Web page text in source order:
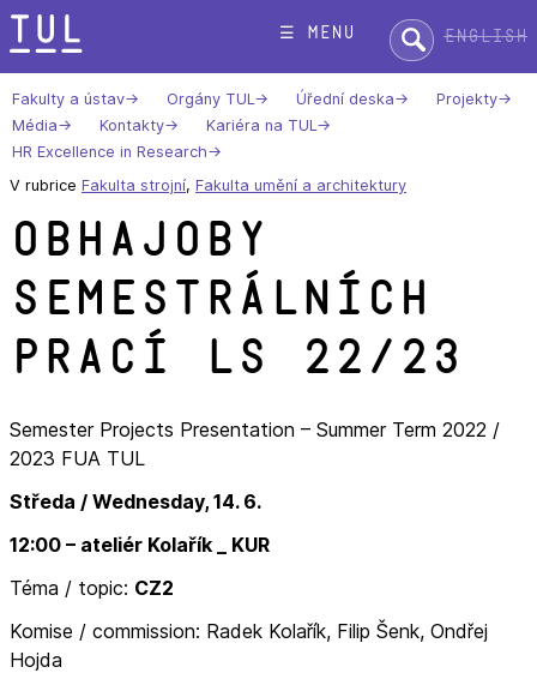
Přeskok
na
text
☰ menu Hledat:English
Fakulty a ústav Orgány TUL Úřední deska
Projekty
Média
Kontakty
Kariéra na TUL
HR Excellence in Research
V rubrice Fakulta strojní, Fakulta umění a architektury
Obhajoby
semestrálních
prací LS 22/23
Semester Projects Presentation – Summer Term 2022 /
2023 FUA TUL
Středa / Wednesday, 14. 6.
12:00 – ateliér Kolařík _ KUR
Téma / topic: CZ2
Komise / commission: Radek Kolařík, Filip Šenk, Ondřej
Hojda